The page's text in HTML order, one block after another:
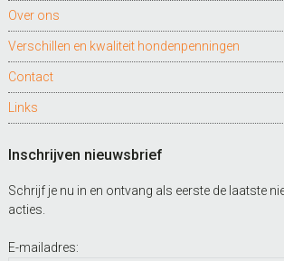
Over ons
Verschillen en kwaliteit hondenpenningen
Contact
Links
Inschrijven nieuwsbrief
Schrijf je nu in en ontvang als eerste de laatste
acties.
E-mailadres: